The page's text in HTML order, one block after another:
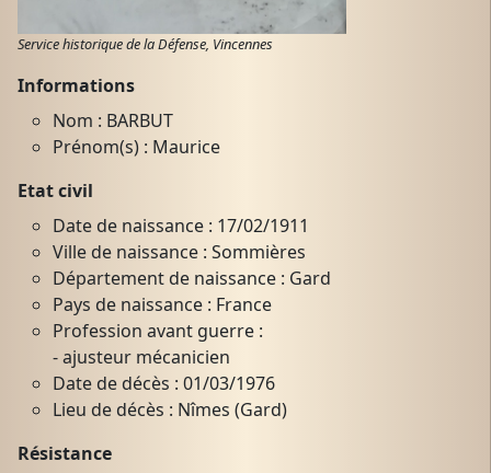
Service historique de la Défense, Vincennes
Informations
Nom : BARBUT
Prénom(s) : Maurice
Etat civil
Date de naissance : 17/02/1911
Ville de naissance : Sommières
Département de naissance : Gard
Pays de naissance : France
Profession avant guerre :
- ajusteur mécanicien
Date de décès : 01/03/1976
Lieu de décès : Nîmes (Gard)
Résistance